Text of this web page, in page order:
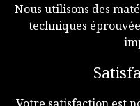
Nous utilisons des
techniques